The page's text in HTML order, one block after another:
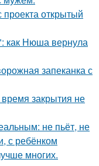
открытый
как Нюша вернула
запеканка с
закрытия не
не пьёт, не
с ребёнком
многих.